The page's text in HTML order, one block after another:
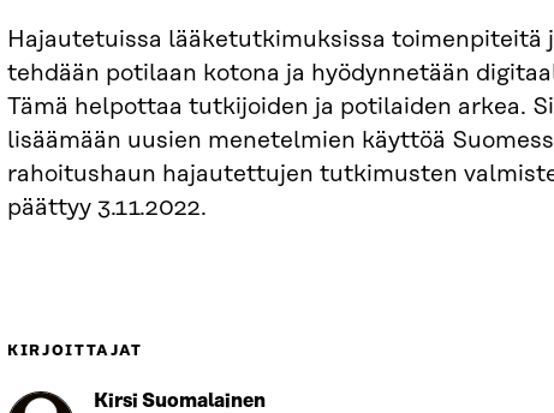
Hajautetuissa lääketutkimuksissa toimenpiteitä
tehdään potilaan kotona ja hyödynnetään
Tämä helpottaa tutkijoiden ja potilaiden arkea.
lisäämään uusien menetelmien käyttöä
rahoitushaun hajautettujen tutkimusten
päättyy 3.11.2022.
KIRJOITTAJAT
Kirsi Suomalainen